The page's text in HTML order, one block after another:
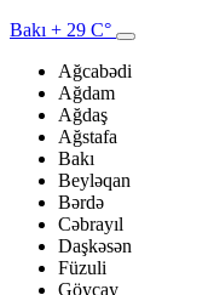
Bakı + 29 C°
Ağcabədi
Ağdam
Ağdaş
Ağstafa
Bakı
Beyləqan
Bərdə
Cəbrayıl
Daşkəsən
Füzuli
Göyçay